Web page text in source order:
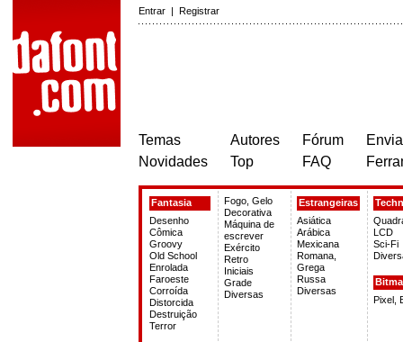
Entrar | Registrar
Temas
Novidades
Autores
Top
Fórum
FAQ
Fantasia
Desenho
Cômica
Groovy
Old School
Enrolada
Faroeste
Corroída
Distorcida
Destruição
Terror
Fogo, Gelo
Decorativa
Máquina de
escrever
Exército
Retro
Iniciais
Grade
Diversas
Estrangeiras
Asiática
Arábica
Mexicana
Romana,
Grega
Russa
Diversas
LCD
Sci-Fi
Pixel,